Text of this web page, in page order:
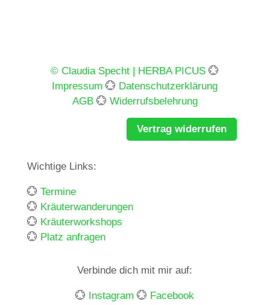
© Claudia Specht | HERBA PICUS 💮
Impressum 💮 Datenschutzerklärung
AGB💮 Widerrufsbelehrung
Vertrag widerrufen
Wichtige Links:
💮 Termine
💮 Kräuterwanderungen
💮 Kräuterworkshops
💮 Platz anfragen
Verbinde dich mit mir auf:
💮 Instagram 💮 Facebook